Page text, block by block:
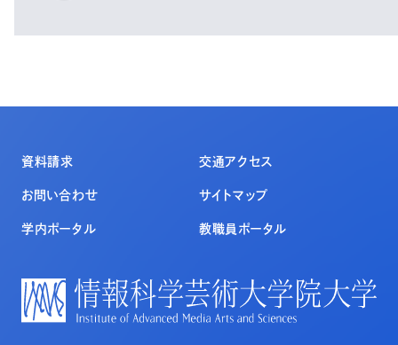
資料請求 交通アクセス
お問い合わせ サイトマップ
学内ポータル 教職員ポータル